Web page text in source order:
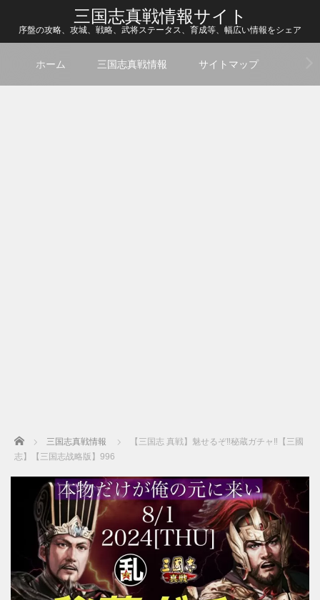
三国志真戦情報サイト
序盤の攻略、攻城、戦略、武将ステータス、育成等、幅広い情報をシェア
ホーム 三国志真戦情報 サイトマップ
Home 三国志真戦情報
【三国志 真戦】魅せるぞ‼秘蔵ガチャ‼【三國
志】【三国志战略版】996